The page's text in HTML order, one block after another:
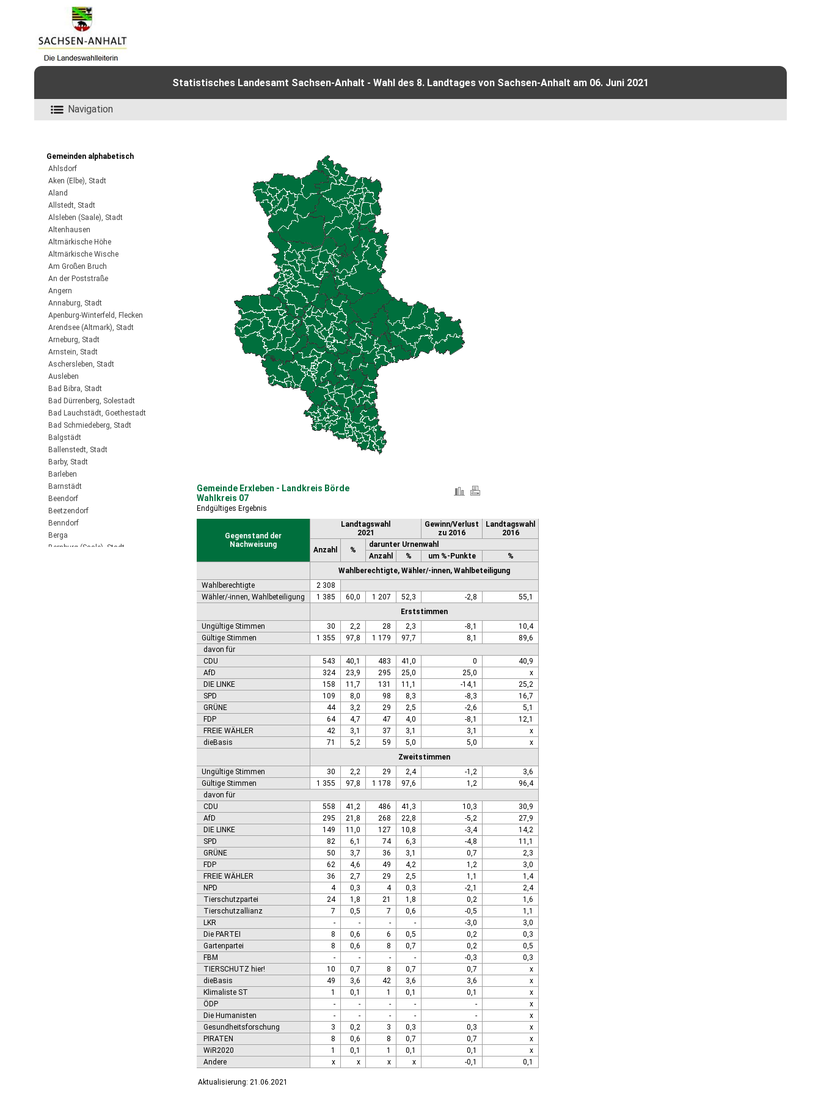
Statistisches Landesamt Sachsen-Anhalt - Wahl des 8. Landtages von Sachsen-Anhalt am 06. Juni 2021
Navigation
Gemeinden alphabetisch
Ahlsdorf
Aken (Elbe), Stadt
Aland
Allstedt, Stadt
Alsleben (Saale), Stadt
Altenhausen
Altmärkische Höhe
Altmärkische Wische
Am Großen Bruch
An der Poststraße
Angern
Annaburg, Stadt
Apenburg-Winterfeld, Flecken
Arendsee (Altmark), Stadt
Arneburg, Stadt
Arnstein, Stadt
Aschersleben, Stadt
Ausleben
Bad Bibra, Stadt
Bad Dürrenberg, Solestadt
Bad Lauchstädt, Goethestadt
Bad Schmiedeberg, Stadt
Balgstädt
Ballenstedt, Stadt
Barby, Stadt
Barleben
Barnstädt
Beendorf
Beetzendorf
Benndorf
Berga
Bernburg (Saale), Stadt
Gemeinde Erxleben - Landkreis Börde
Wahlkreis 07
Endgültiges Ergebnis
Gegenstand der
Nachweisung
Landtagswahl
2021
Gewinn/Verlust
zu 2016
Landtagswahl
2016
Anzahl
%
darunter Urnenwahl
Anzahl
% um %-Punkte
%
Wahlberechtigte, Wähler/-innen, Wahlbeteiligung
Wahlberechtigte
2 308
Wähler/-innen, Wahlbeteiligung
1 385 60,0 1 207 52,3 -2,8
55,1
Erststimmen
Ungültige Stimmen
30 2,2 28 2,3 -8,1
10,4
Gültige Stimmen
1 355 97,8 1 179 97,7 8,1
89,6
davon für
CDU
543 40,1 483 41,0 0
40,9
AfD
324 23,9 295 25,0 25,0
x
DIE LINKE
158 11,7 131 11,1 -14,1
25,2
SPD
109 8,0 98 8,3 -8,3
16,7
GRÜNE
44 3,2 29 2,5 -2,6
5,1
FDP
64 4,7 47 4,0 -8,1
12,1
FREIE WÄHLER
42 3,1 37 3,1 3,1
x
dieBasis
71 5,2 59 5,0 5,0
x
Zweitstimmen
Ungültige Stimmen
30 2,2 29 2,4 -1,2
3,6
Gültige Stimmen
1 355 97,8 1 178 97,6 1,2
96,4
davon für
CDU
558 41,2 486 41,3 10,3
30,9
AfD
295 21,8 268 22,8 -5,2
27,9
DIE LINKE
149 11,0 127 10,8 -3,4
14,2
SPD
82 6,1 74 6,3 -4,8
11,1
GRÜNE
50 3,7 36 3,1 0,7
2,3
FDP
62 4,6 49 4,2 1,2
3,0
FREIE WÄHLER
36 2,7 29 2,5 1,1
1,4
NPD
4 0,3 4 0,3 -2,1
2,4
Tierschutzpartei
24 1,8 21 1,8 0,2
1,6
Tierschutzallianz
7 0,5 7 0,6 -0,5
1,1
LKR
- - - - -3,0
3,0
Die PARTEI
8 0,6 6 0,5 0,2
0,3
Gartenpartei
8 0,6 8 0,7 0,2
0,5
FBM
- - - - -0,3
0,3
TIERSCHUTZ hier!
10 0,7 8 0,7 0,7
x
dieBasis
49 3,6 42 3,6 3,6
x
Klimaliste ST
1 0,1 1 0,1 0,1
x
ÖDP
- - - - -
x
Die Humanisten
- - - - -
x
Gesundheitsforschung
3 0,2 3 0,3 0,3
x
PIRATEN
8 0,6 8 0,7 0,7
x
WiR2020
1 0,1 1 0,1 0,1
x
Andere
x x x x -0,1 0,1
Aktualisierung: 21.06.2021